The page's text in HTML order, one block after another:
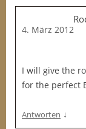
4. März 2012
I will give the
for the perfect
Antworten ↓